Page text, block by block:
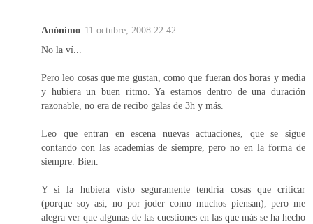
Anónimo 11 octubre, 2008 22:42
No la ví...
Pero leo cosas que me gustan, como que fueran dos horas y media
y hubiera un buen ritmo. Ya estamos dentro de una duración
razonable, no era de recibo galas de 3h y más.
Leo que entran en escena nuevas actuaciones, que se sigue
contando con las academias de siempre, pero no en la forma de
siempre. Bien.
Y si la hubiera visto seguramente tendría cosas que criticar
(porque soy así, no por joder como muchos piensan), pero me
alegra ver que algunas de las cuestiones en las que más se ha hecho